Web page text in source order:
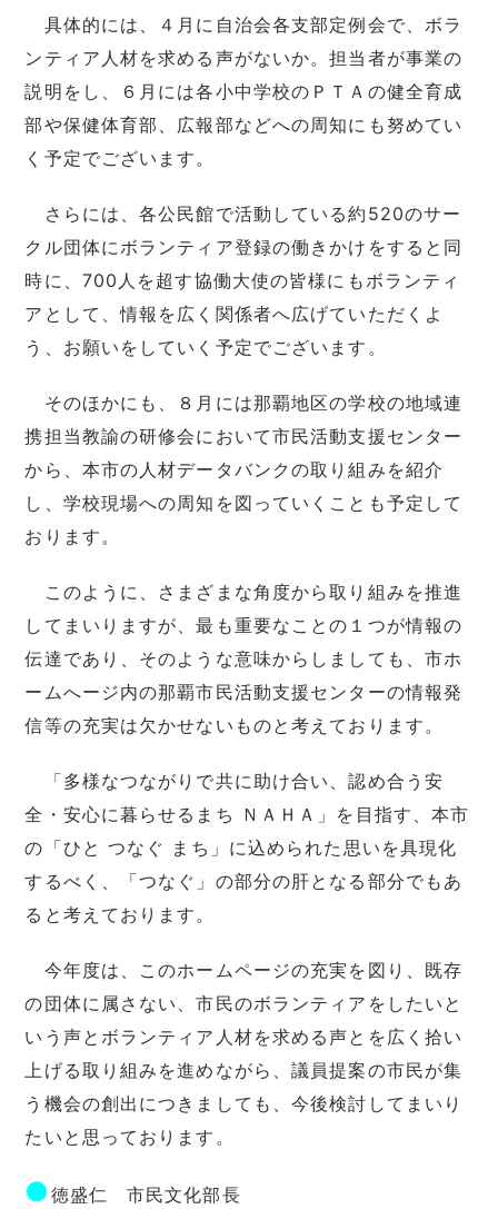
具体的には、４月に自治会各支部定例会で、ボラ
ンティア人材を求める声がないか。担当者が事業の
説明をし、６月には各小中学校のＰＴＡの健全育成
部や保健体育部、広報部などへの周知にも努めてい
く予定でございます。
さらには、各公民館で活動している約520のサー
クル団体にボランティア登録の働きかけをすると同
時に、700人を超す協働大使の皆様にもボランティ
アとして、情報を広く関係者へ広げていただくよ
う、お願いをしていく予定でございます。
そのほかにも、８月には那覇地区の学校の地域連
携担当教諭の研修会において市民活動支援センター
から、本市の人材データバンクの取り組みを紹介
し、学校現場への周知を図っていくことも予定して
おります。
このように、さまざまな角度から取り組みを推進
してまいりますが、最も重要なことの１つが情報の
伝達であり、そのような意味からしましても、市ホ
ームへージ内の那覇市民活動支援センターの情報発
信等の充実は欠かせないものと考えております。
「多様なつながりで共に助け合い、認め合う安
全・安心に暮らせるまち ＮＡＨＡ」を目指す、本市
の「ひと つなぐ まち」に込められた思いを具現化
するべく、「つなぐ」の部分の肝となる部分でもあ
ると考えております。
今年度は、このホームページの充実を図り、既存
の団体に属さない、市民のボランティアをしたいと
いう声とボランティア人材を求める声とを広く拾い
上げる取り組みを進めながら、議員提案の市民が集
う機会の創出につきましても、今後検討してまいり
たいと思っております。
● 徳盛仁 市民文化部長